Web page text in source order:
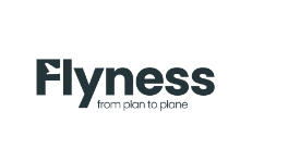
content